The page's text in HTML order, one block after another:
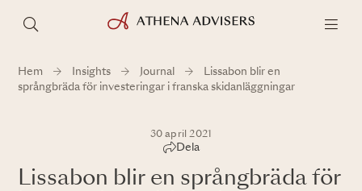
Hem Insights Journal
Lissabon blir en
språngbräda för investeringar i franska skidanläggningar
30 april 2021
Dela
Lissabon blir en språngbräda för